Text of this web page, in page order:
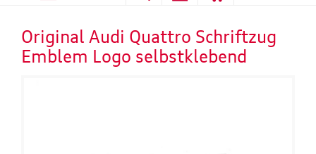
Original Audi Quattro Schriftzug
Emblem Logo selbstklebend